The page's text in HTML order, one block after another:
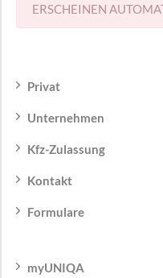
ERSCHEINEN
Privat
Unternehmen
Kfz-Zulassung
Kontakt
Formulare
myUNIQA